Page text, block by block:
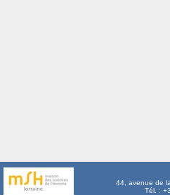
44, avenue de
Tél. :